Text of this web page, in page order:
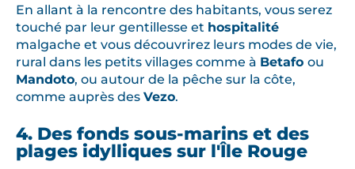
En allant à la rencontre des habitants, vous serez
touché par leur gentillesse et hospitalité
malgache et vous découvrirez leurs modes de vie,
rural dans les petits villages comme à Betafo ou
Mandoto, ou autour de la pêche sur la côte,
comme auprès des Vezo.
4. Des fonds sous-marins et des
plages idylliques sur l'Île Rouge